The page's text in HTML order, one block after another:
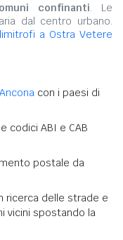
confinanti. Le
dal centro urbano.
a Ostra Vetere
con i paesi di
codici ABI e CAB
postale da
ricerca delle strade e
vicini spostando la